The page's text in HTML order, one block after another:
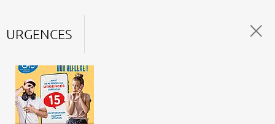
URGENCES